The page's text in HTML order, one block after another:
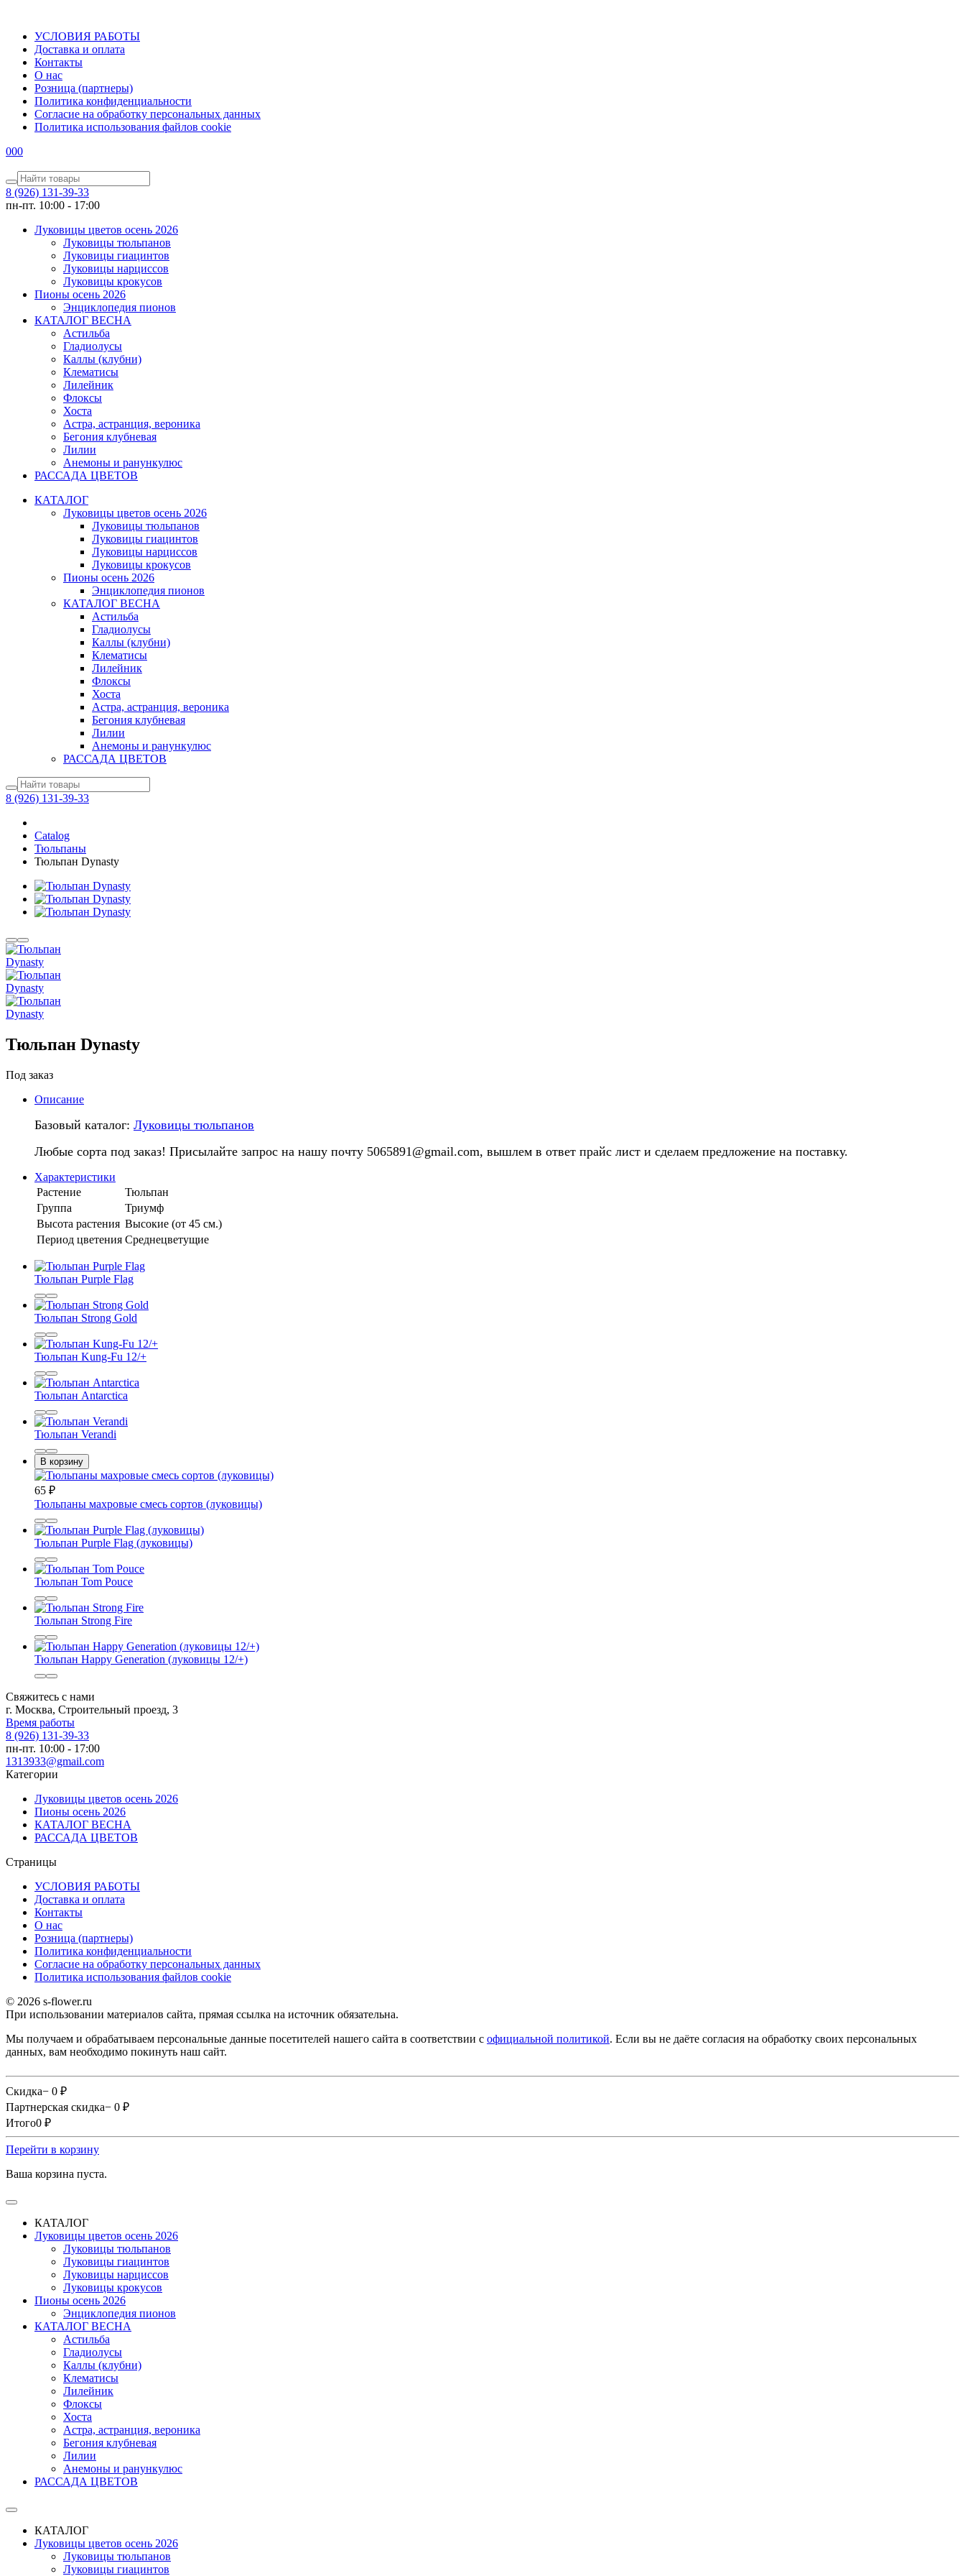
УСЛОВИЯ РАБОТЫ
Доставка и оплата
Контакты
О наc
Розница (партнеры)
Политика конфиденциальности
Согласие на обработку персональных данных
Политика использования файлов сookie
000
8 (926) 131-39-33
пн-пт. 10:00 - 17:00
Луковицы цветов осень 2026
Луковицы тюльпанов
Луковицы гиацинтов
Луковицы нарциссов
Луковицы крокусов
Пионы осень 2026
Энциклопедия пионов
КАТАЛОГ ВЕСНА
Астильба
Гладиолусы
Каллы (клубни)
Клематисы
Лилейник
Флоксы
Хоста
Астра, астранция, вероника
Бегония клубневая
Лилии
Анемоны и ранункулюс
РАССАДА ЦВЕТОВ
КАТАЛОГ
Луковицы цветов осень 2026
Луковицы тюльпанов
Луковицы гиацинтов
Луковицы нарциссов
Луковицы крокусов
Пионы осень 2026
Энциклопедия пионов
КАТАЛОГ ВЕСНА
Астильба
Гладиолусы
Каллы (клубни)
Клематисы
Лилейник
Флоксы
Хоста
Астра, астранция, вероника
Бегония клубневая
Лилии
Анемоны и ранункулюс
РАССАДА ЦВЕТОВ
8 (926) 131-39-33
Catalog
Тюльпаны
Тюльпан Dynasty
Тюльпан Dynasty
Под заказ
Описание
Базовый каталог: Луковицы тюльпанов
Любые сорта под заказ! Присылайте запрос на нашу почту 5065891@gmail.com, вышлем в ответ прайс лист и сделаем предложение на поставку.
Характеристики
Растение
Тюльпан
Группа
Триумф
Высота растения Высокие (от 45 см.)
Период цветения Среднецветущие
Тюльпан Purple Flag
Тюльпан Strong Gold
Тюльпан Kung-Fu 12/+
Тюльпан Antarctica
Тюльпан Verandi
В корзину
65 ₽
Тюльпаны махровые смесь сортов (луковицы)
Тюльпан Purple Flag (луковицы)
Тюльпан Tom Pouce
Тюльпан Strong Fire
Тюльпан Happy Generation (луковицы 12/+)
Свяжитесь с нами
г. Москва, Строительный проезд, 3
Время работы
8 (926) 131-39-33
пн-пт. 10:00 - 17:00
1313933@gmail.com
Категории
Луковицы цветов осень 2026
Пионы осень 2026
КАТАЛОГ ВЕСНА
РАССАДА ЦВЕТОВ
Страницы
УСЛОВИЯ РАБОТЫ
Доставка и оплата
Контакты
О наc
Розница (партнеры)
Политика конфиденциальности
Согласие на обработку персональных данных
Политика использования файлов сookie
© 2026 s-flower.ru
При использовании материалов сайта, прямая ссылка на источник обязательна.
Мы получаем и обрабатываем персональные данные посетителей нашего сайта в соответствии с официальной политикой. Если вы не даёте согласия на обработку своих персональных
данных, вам необходимо покинуть наш сайт.
Скидка− 0 ₽
Партнерская скидка− 0 ₽
Итого0 ₽
Перейти в корзину
Ваша корзина пуста.
КАТАЛОГ
Луковицы цветов осень 2026
Луковицы тюльпанов
Луковицы гиацинтов
Луковицы нарциссов
Луковицы крокусов
Пионы осень 2026
Энциклопедия пионов
КАТАЛОГ ВЕСНА
Астильба
Гладиолусы
Каллы (клубни)
Клематисы
Лилейник
Флоксы
Хоста
Астра, астранция, вероника
Бегония клубневая
Лилии
Анемоны и ранункулюс
РАССАДА ЦВЕТОВ
КАТАЛОГ
Луковицы цветов осень 2026
Луковицы тюльпанов
Луковицы гиацинтов